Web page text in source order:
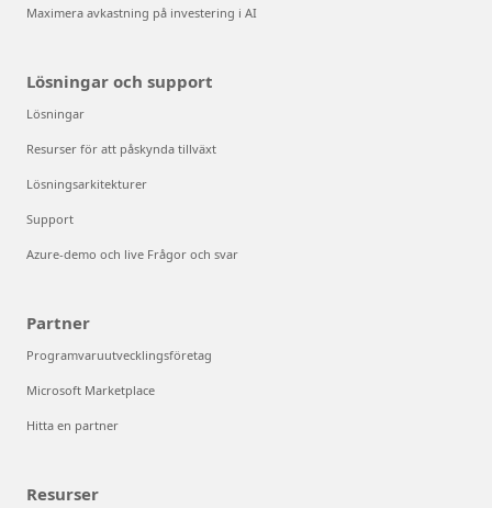
Maximera avkastning på investering i AI
Lösningar och support
Lösningar
Resurser för att påskynda tillväxt
Lösningsarkitekturer
Support
Azure-demo och live Frågor och svar
Partner
Programvaruutvecklingsföretag
Microsoft Marketplace
Hitta en partner
Resurser